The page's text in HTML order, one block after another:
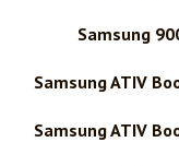
Samsung
Samsung ATIV
Samsung ATIV